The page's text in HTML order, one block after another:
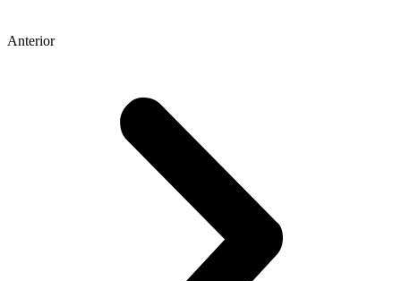
Anterior